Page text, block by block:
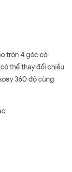
tròn 4 góc có
thể thay đổi chiều
360 độ cùng